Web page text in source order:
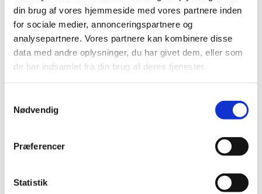
din brug af vores hjemmeside med vores partnere inden
for sociale medier, annonceringspartnere og
analysepartnere. Vores partnere kan kombinere disse
data med andre oplysninger, du har givet dem, eller som
de har indsamlet fra din brug af deres tjenester.
Nødvendig
Præferencer
Statistik